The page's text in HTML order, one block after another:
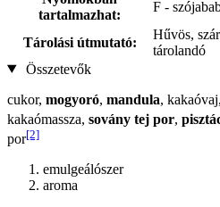
tartalmazhat:
F -
Tárolási útmutató:
Hűvös,
tárolandó
Összetevők
cukor, mogyoró, mandula,
kakaómassza, sovány tej por,
por[2]
emulgeálószer
aroma